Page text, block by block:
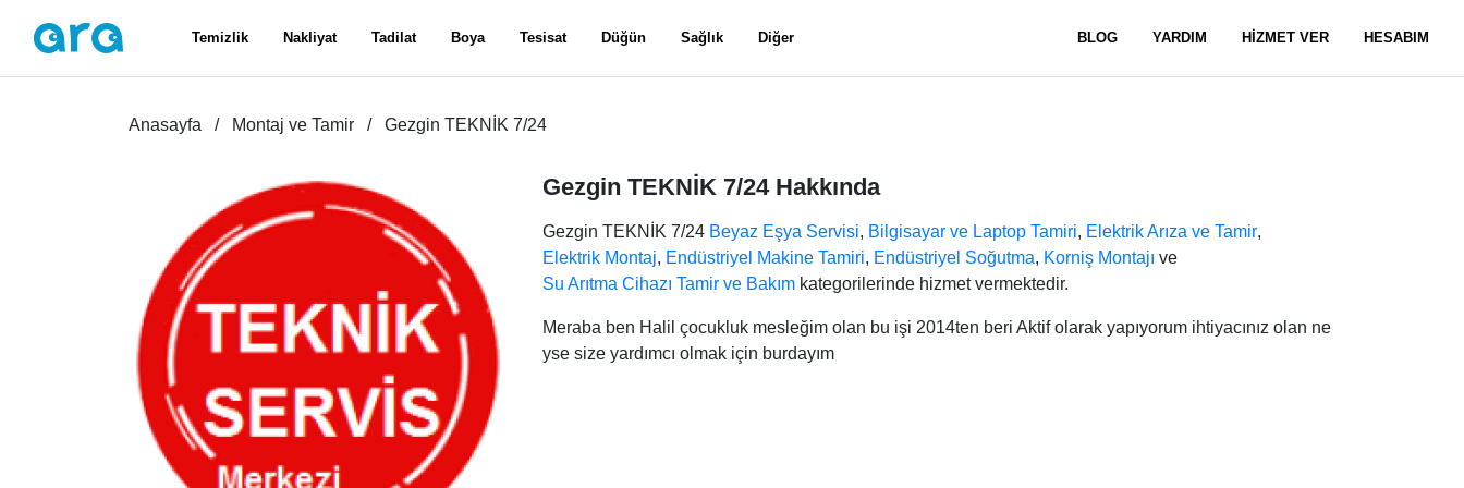
Temizlik Nakliyat Tadilat Boya Tesisat Düğün Sağlık Diğer BLOG YARDIM HİZMET VER HESABIM
Anasayfa Montaj ve Tamir Gezgin TEKNİK 7/24
Gezgin TEKNİK 7/24 Hakkında
Gezgin TEKNİK 7/24 Beyaz Eşya Servisi, Bilgisayar ve Laptop Tamiri, Elektrik Arıza ve Tamir,
Elektrik Montaj, Endüstriyel Makine Tamiri, Endüstriyel Soğutma, Korniş Montajı ve
Su Arıtma Cihazı Tamir ve Bakım kategorilerinde hizmet vermektedir.
Meraba ben Halil çocukluk mesleğim olan bu işi 2014ten beri Aktif olarak yapıyorum ihtiyacınız olan ne
yse size yardımcı olmak için burdayım